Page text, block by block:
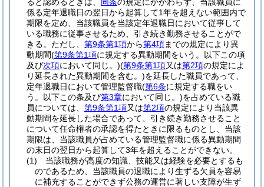
係る定年退職日の翌日から起算して1年を超えない範囲内で
期限を定め、当該職員を当該定年退職日において従事して
いる職務に従事させるため、引き続き勤務させることがで
きる。 ただし、 第9条第1項から第4項までの規定により異
動期間(第9条第1項に規定する異動期間をいう。以下この項
及び次項において同じ。)(第9条第1項又は第2項の規定によ
り延長された異動期間を含む。)を延長した職員であって、
定年退職日において管理監督職(第6条に規定する職をい
う。以下この条及び第3章において同じ。)を占めている職
員については、 第9条第1項又は第2項の規定により当該異
動期間を延長した場合であって、引き続き勤務させること
について任命権者の承認を得たときに限るものとし、当該
期限は、当該職員が占めている管理監督職に係る異動期間
の末日の翌日から起算して3年を超えることができない。
(1)
当該職務が高度の知識、技能又は経験を必要とするも
のであるため、当該職員の退職により生ずる欠員を容易
に補充することができず公務の運営に著しい支障が生ず